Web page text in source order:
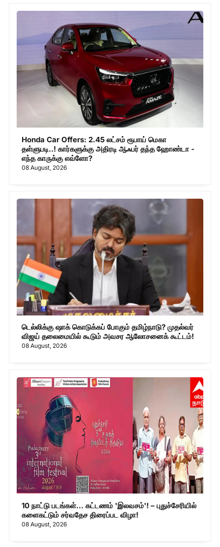
Honda Car Offers: 2.45 லட்சம் ரூபாய் மெகா
தள்ளுபடி..! கார்களுக்கு அதிரடி ஆஃபர் தந்த ஹோண்டா -
எந்த காருக்கு எவ்ளோ?
08 August, 2026
டெல்லிக்கு ஷாக் கொடுக்கப் போகும் தமிழ்நாடு? முதல்வர்
விஜய் தலைமையில் கூடும் அவசர ஆலோசனைக் கூட்டம்!
08 August, 2026
10 நாட்டு படங்கள்... கட்டணம் 'இலவசம்'! – புதுச்சேரியில்
களைகட்டும் சர்வதேச திரைப்பட விழா!
08 August, 2026